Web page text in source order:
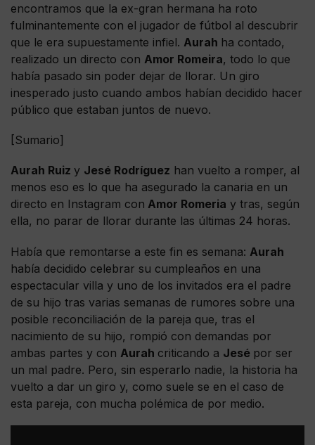
encontramos que la ex-gran hermana ha roto
fulminantemente con el jugador de fútbol al descubrir
que le era supuestamente infiel. Aurah ha contado,
realizado un directo con Amor Romeira, todo lo que
había pasado sin poder dejar de llorar. Un giro
inesperado justo cuando ambos habían decidido hacer
público que estaban juntos de nuevo.
[Sumario]
Aurah Ruiz y Jesé Rodríguez han vuelto a romper, al
menos eso es lo que ha asegurado la canaria en un
directo en Instagram con Amor Romeria y tras, según
ella, no parar de llorar durante las últimas 24 horas.
Había que remontarse a este fin es semana: Aurah
había decidido celebrar su cumpleaños en una
espectacular villa y uno de los invitados era el padre
de su hijo tras varias semanas de rumores sobre una
posible reconciliación de la pareja que, tras el
nacimiento de su hijo, rompió con demandas por
ambas partes y con Aurah criticando a Jesé por ser
un mal padre. Pero, sin esperarlo nadie, la historia ha
vuelto a dar un giro y, como suele se en el caso de
esta pareja, con mucha polémica de por medio.